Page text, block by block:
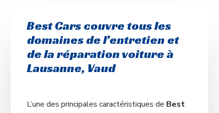
Best Cars couvre tous les
domaines de l’entretien et
de la réparation voiture à
Lausanne, Vaud
L’une des principales caractéristiques de Best